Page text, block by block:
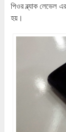
পিওর ব্ল্যাক লেভেল
হয়।